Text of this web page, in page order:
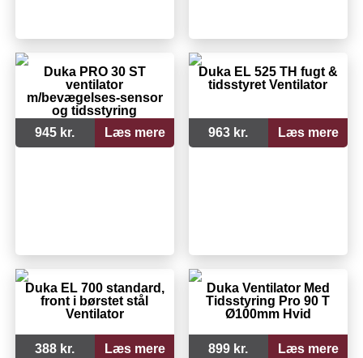
Duka PRO 30 ST
ventilator
m/bevægelses-sensor
og tidsstyring
945 kr.
Læs mere
Duka EL 525 TH fugt &
tidsstyret Ventilator
963 kr. Læs mere
Duka EL 700 standard,
front i børstet stål
Ventilator
388 kr. Læs mere
Duka Ventilator Med
Tidsstyring Pro 90 T
Ø100mm Hvid
899 kr. Læs mere